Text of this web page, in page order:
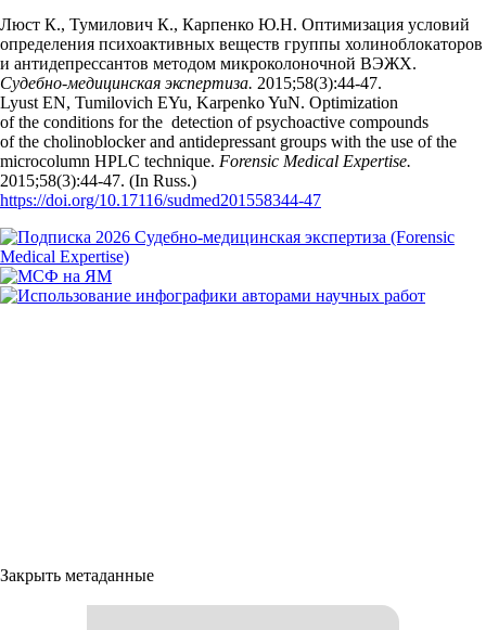
Люст К., Тумилович К., Карпенко Ю.Н. Оптимизация условий
определения психоактивных веществ группы холиноблокаторов
и антидепрессантов методом микроколоночной ВЭЖХ.
Судебно-медицинская экспертиза. 2015;58(3):44‑47.
Lyust EN, Tumilovich EYu, Karpenko YuN. Optimization
of the conditions for the detection of psychoactive compounds
of the cholinoblocker and antidepressant groups with the use of the
microcolumn HPLC technique. Forensic Medical Expertise.
2015;58(3):44‑47. (In Russ.)
https://doi.org/10.17116/sudmed201558344-47
Закрыть метаданные